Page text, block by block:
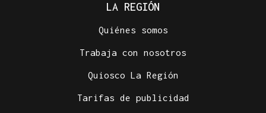
LA REGIÓN
Quiénes somos
Trabaja con nosotros
Quiosco La Región
Tarifas de publicidad